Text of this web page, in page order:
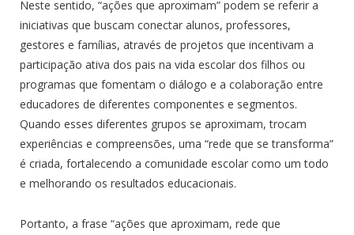
Neste sentido, “ações que aproximam” podem se referir a
iniciativas que buscam conectar alunos, professores,
gestores e famílias, através de projetos que incentivam a
participação ativa dos pais na vida escolar dos filhos ou
programas que fomentam o diálogo e a colaboração entre
educadores de diferentes componentes e segmentos.
Quando esses diferentes grupos se aproximam, trocam
experiências e compreensões, uma “rede que se transforma”
é criada, fortalecendo a comunidade escolar como um todo
e melhorando os resultados educacionais.
Portanto, a frase “ações que aproximam, rede que